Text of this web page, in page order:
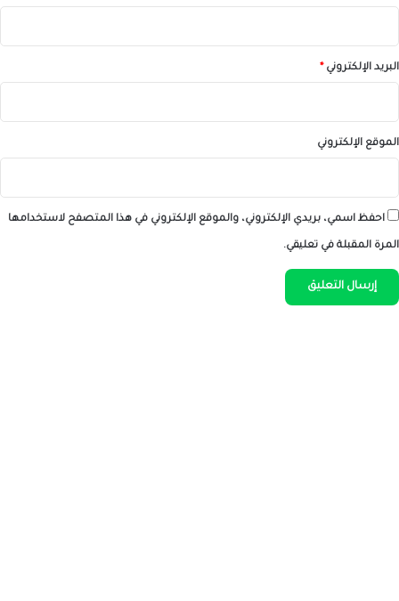
البريد الإلكتروني *
الموقع الإلكتروني
احفظ اسمي، بريدي الإلكتروني، والموقع الإلكتروني في هذا المتصفح لاستخدامها
المرة المقبلة في تعليقي.